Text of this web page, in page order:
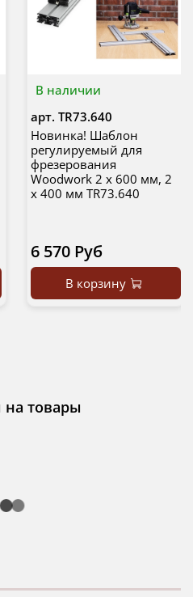
В наличии
арт. TR73.640
Новинка! Шаблон
регулируемый для
фрезерования
Woodwork 2 х 600 мм, 2
х 400 мм TR73.640
6 570 Руб
В корзину
товары